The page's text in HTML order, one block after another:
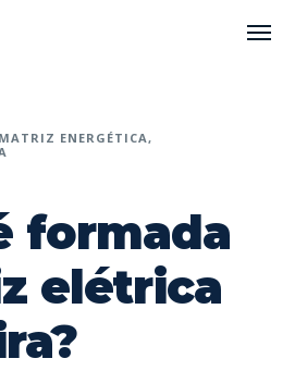
MATRIZ ENERGÉTICA
formada
elétrica